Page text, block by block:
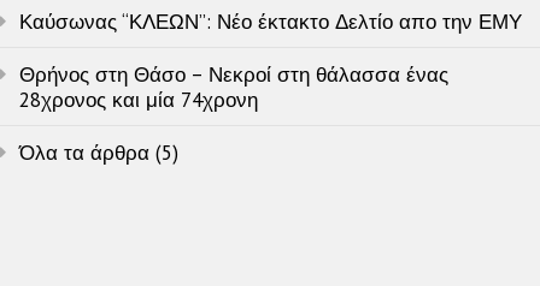
Καύσωνας “ΚΛΕΩΝ”: Νέο έκτακτο Δελτίο απο την ΕΜΥ
Θρήνος στη Θάσο – Νεκροί στη θάλασσα ένας
28χρονος και μία 74χρονη
Όλα τα άρθρα (5)